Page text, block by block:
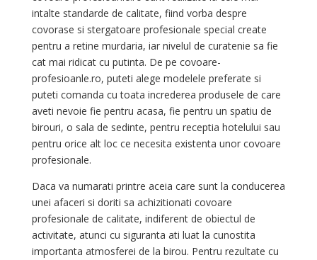
intalte standarde de calitate, fiind vorba despre
covorase si stergatoare profesionale special create
pentru a retine murdaria, iar nivelul de curatenie sa fie
cat mai ridicat cu putinta. De pe covoare-
profesioanle.ro, puteti alege modelele preferate si
puteti comanda cu toata increderea produsele de care
aveti nevoie fie pentru acasa, fie pentru un spatiu de
birouri, o sala de sedinte, pentru receptia hotelului sau
pentru orice alt loc ce necesita existenta unor covoare
profesionale.
Daca va numarati printre aceia care sunt la conducerea
unei afaceri si doriti sa achizitionati covoare
profesionale de calitate, indiferent de obiectul de
activitate, atunci cu siguranta ati luat la cunostita
importanta atmosferei de la birou. Pentru rezultate cu